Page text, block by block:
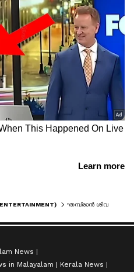
News
in Malayalam
Kerala News